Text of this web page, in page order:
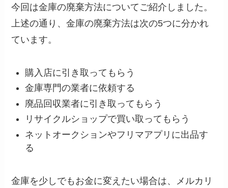
今回は金庫の廃棄方法についてご紹介しました。
上述の通り、金庫の廃棄方法は次の5つに分かれ
ています。
購入店に引き取ってもらう
金庫専門の業者に依頼する
廃品回収業者に引き取ってもらう
リサイクルショップで買い取ってもらう
ネットオークションやフリマアプリに出品す
る
金庫を少しでもお金に変えたい場合は、メルカリ